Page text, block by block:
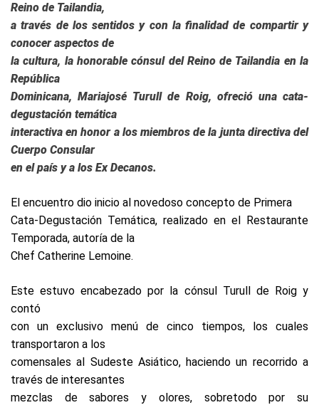
Reino de Tailandia,
a través de los sentidos y con la finalidad de compartir y
conocer aspectos de
la cultura, la honorable cónsul del Reino de Tailandia en la
República
Dominicana, Mariajosé Turull de Roig, ofreció una cata-
degustación temática
interactiva en honor a los miembros de la junta directiva del
Cuerpo Consular
en el país y a los Ex Decanos.
El encuentro dio inicio al novedoso concepto de Primera
Cata-Degustación Temática, realizado en el Restaurante
Temporada, autoría de la
Chef Catherine Lemoine.
Este estuvo encabezado por la cónsul Turull de Roig y
contó
con un exclusivo menú de cinco tiempos, los cuales
transportaron a los
comensales al Sudeste Asiático, haciendo un recorrido a
través de interesantes
mezclas de sabores y olores, sobretodo por su